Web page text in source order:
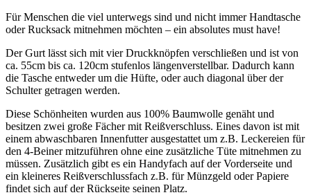
Für Menschen die viel unterwegs sind und nicht immer Handtasche
oder Rucksack mitnehmen möchten – ein absolutes must have!
Der Gurt lässt sich mit vier Druckknöpfen verschließen und ist von
ca. 55cm bis ca. 120cm stufenlos längenverstellbar. Dadurch kann
die Tasche entweder um die Hüfte, oder auch diagonal über der
Schulter getragen werden.
Diese Schönheiten wurden aus 100% Baumwolle genäht und
besitzen zwei große Fächer mit Reißverschluss. Eines davon ist mit
einem abwaschbaren Innenfutter ausgestattet um z.B. Leckereien für
den 4-Beiner mitzuführen ohne eine zusätzliche Tüte mitnehmen zu
müssen. Zusätzlich gibt es ein Handyfach auf der Vorderseite und
ein kleineres Reißverschlussfach z.B. für Münzgeld oder Papiere
findet sich auf der Rückseite seinen Platz.